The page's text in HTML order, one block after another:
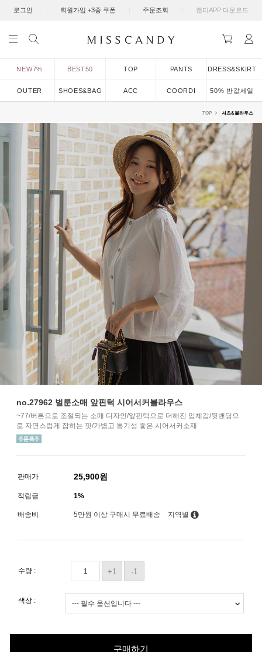
로그인 회원가입 +3종 쿠폰 주문조회 캔디APP 다운로드
NEW7% BEST50 TOP PANTS DRESS&SKIRT
OUTER SHOES&BAG ACC COORDI 50% 반값세일
TOP 셔츠&블라우스
no.27962 벌룬소매 앞핀턱 시어서커블라우스
~77/버튼으로 조절되는 소매 디자인/앞핀턱으로 더해진 입체감/뒷밴딩으
로 자연스럽게 잡히는 핏/가볍고 통기성 좋은 시어서커소재
판매가 25,900원
적립금 1%
배송비 5만원 이상 구매시 무료배송 지역별
수량 : +1 -1
색상 :
구매하기